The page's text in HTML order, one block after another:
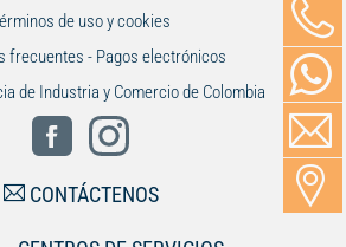
de uso y cookies
frecuentes - Pagos electrónicos
de Industria y Comercio de Colombia
CONTÁCTENOS